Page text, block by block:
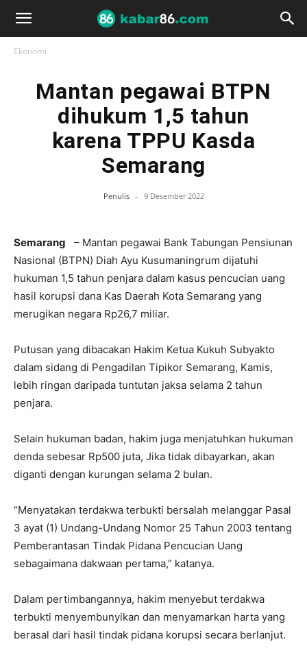
Ekonomi
Mantan pegawai BTPN
dihukum 1,5 tahun
karena TPPU Kasda
Semarang
Penulis - 9 Desember 2022
Semarang – Mantan pegawai Bank Tabungan Pensiunan
Nasional (BTPN) Diah Ayu Kusumaningrum dijatuhi
hukuman 1,5 tahun penjara dalam kasus pencucian uang
hasil korupsi dana Kas Daerah Kota Semarang yang
merugikan negara Rp26,7 miliar.
Putusan yang dibacakan Hakim Ketua Kukuh Subyakto
dalam sidang di Pengadilan Tipikor Semarang, Kamis,
lebih ringan daripada tuntutan jaksa selama 2 tahun
penjara.
Selain hukuman badan, hakim juga menjatuhkan hukuman
denda sebesar Rp500 juta, Jika tidak dibayarkan, akan
diganti dengan kurungan selama 2 bulan.
“Menyatakan terdakwa terbukti bersalah melanggar Pasal
3 ayat (1) Undang-Undang Nomor 25 Tahun 2003 tentang
Pemberantasan Tindak Pidana Pencucian Uang
sebagaimana dakwaan pertama,” katanya.
Dalam pertimbangannya, hakim menyebut terdakwa
terbukti menyembunyikan dan menyamarkan harta yang
berasal dari hasil tindak pidana korupsi secara berlanjut.